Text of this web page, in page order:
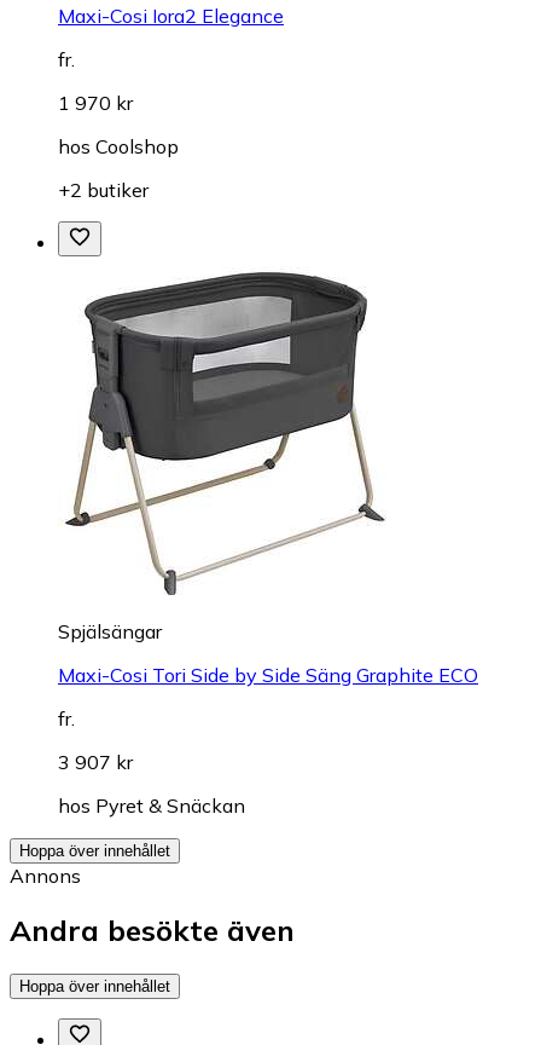
Maxi-Cosi Iora2 Elegance
fr.
1 970 kr
hos Coolshop
+2 butiker
Spjälsängar
Maxi-Cosi Tori Side by Side Säng Graphite ECO
fr.
3 907 kr
hos Pyret & Snäckan
Hoppa över innehållet
Annons
Andra besökte även
Hoppa över innehållet